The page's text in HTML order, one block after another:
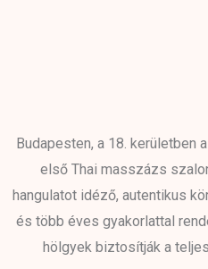
Budapesten, a 18. kerületben
első Thai masszázs
hangulatot idéző, autentikus
és több éves gyakorlattal
hölgyek biztosítják a